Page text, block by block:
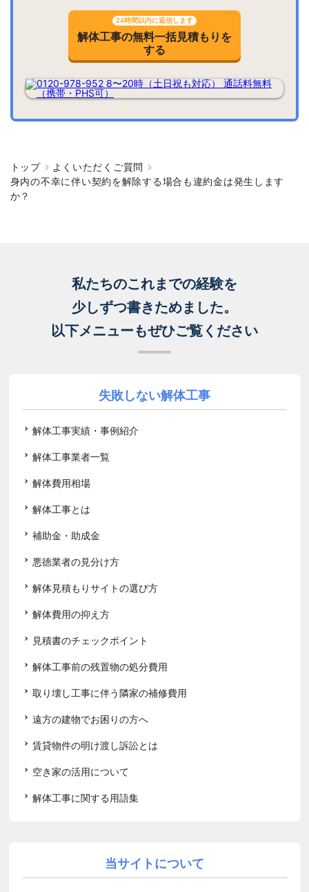
24時間以内に返信します
解体工事の無料一括見積もりを
する
トップ
よくいただくご質問
身内の不幸に伴い契約を解除する場合も違約金は発生します
か？
私たちのこれまでの経験を
少しずつ書きためました。
以下メニューもぜひご覧ください
失敗しない解体工事
解体工事実績・事例紹介
解体工事業者一覧
解体費用相場
解体工事とは
補助金・助成金
悪徳業者の見分け方
解体見積もりサイトの選び方
解体費用の抑え方
見積書のチェックポイント
解体工事前の残置物の処分費用
取り壊し工事に伴う隣家の補修費用
遠方の建物でお困りの方へ
賃貸物件の明け渡し訴訟とは
空き家の活用について
解体工事に関する用語集
当サイトについて